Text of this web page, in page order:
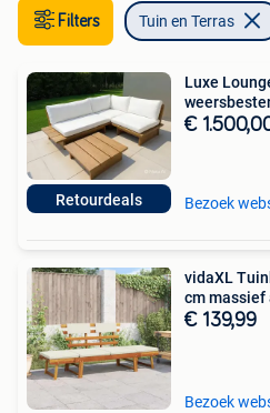
Filters Tuin en Terras
Retourdeals
Luxe
€
Bezoek
vidaXL
cm
€ 139,99
Bezoek